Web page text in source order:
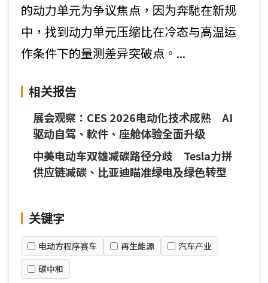
的动力单元为争议焦点，因为奔馳在新规
中，找到动力单元压缩比在冷态与高温运
作条件下的量测差异突破点。...
相关报告
展会观察：CES 2026电动化技术成熟 AI
驱动自驾、軟件、座舱体验全面升级
中美电动车双雄减碳路径分歧 Tesla力拼
供应链减碳、比亚迪瞄准绿电及绿色转型
关键字
电动方程序赛车 再生能源
汽车产业
碳中和